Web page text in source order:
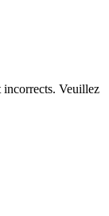
incorrects. Veuillez